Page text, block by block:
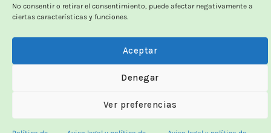
No consentir o retirar el consentimiento, puede afectar negativamente a
ciertas características y funciones.
Aceptar
Denegar
Ver preferencias